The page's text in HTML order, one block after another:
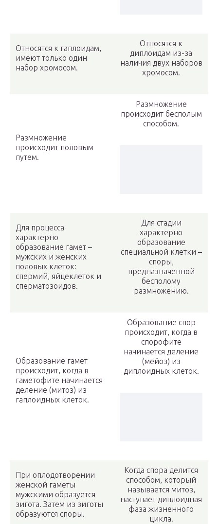
Относятся к гаплоидам,
имеют только один
набор хромосом.
Относятся к
диплоидам из-за
наличия двух наборов
хромосом.
Размножение
происходит половым
путем.
Размножение
происходит бесполым
способом.
Для процесса
характерно
образование гамет –
мужских и женских
половых клеток:
спермий, яйцеклеток и
сперматозоидов.
Для стадии
характерно
образование
специальной клетки –
споры,
предназначенной
бесполому
размножению.
Образование гамет
происходит, когда в
гаметофите начинается
деление (митоз) из
гаплоидных клеток.
Образование спор
происходит, когда в
спорофите
начинается деление
(мейоз) из
диплоидных клеток.
При оплодотворении
женской гаметы
мужскими образуется
зигота. Затем из зиготы
образуются споры.
Когда спора делится
способом, который
называется митоз,
наступает диплоидная
фаза жизненного
цикла.